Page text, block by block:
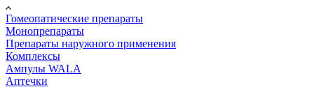
Гомеопатические препараты
Монопрепараты
Препараты наружного применения
Комплексы
Ампулы WALA
Аптечки